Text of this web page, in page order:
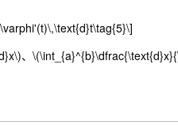
、